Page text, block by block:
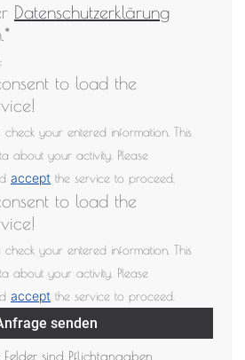
Datenschutzerklärung
to load the
your entered information. This
about your activity. Please
accept the service to proceed.
to load the
your entered information. This
about your activity. Please
accept the service to proceed.
senden
Felder sind Pflichtangaben